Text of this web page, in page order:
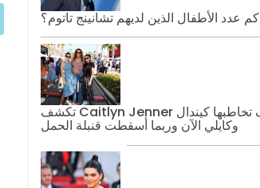
كم عدد الأطفال الذين لديهم تشانينج تاتوم؟
تكشف Caitlyn Jenner كيف تخاطبها كيندال
وكايلي الآن وربما أسقطت قنبلة الحمل